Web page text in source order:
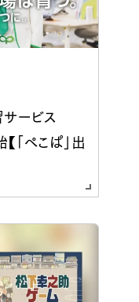
ービス
「ぺこぱ」出